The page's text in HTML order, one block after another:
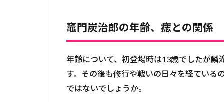
竈門炭治郎の年齢、痣との関係
年齢について、初登場時は13歳でしたが
す。その後も修行や戦いの日々を経ている
ではないでしょうか。